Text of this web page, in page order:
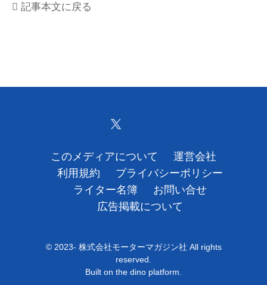
このメディアについて
ライター名簿
お問い合せ
広告掲載について
記事本文に戻る
このメディアについて
運営会社
利用規約
プライバシーポリシー
ライター名簿
お問い合せ
広告掲載について
© 2023- 株式会社モーターマガジン社 All rights
reserved.
Built on the dino platform.